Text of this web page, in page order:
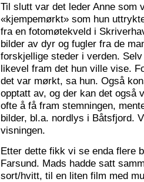
Til slutt var det leder Anne som
«kjempemørkt» som hun
fra en fotomøtekveld i
bilder av dyr og fugler fra de
forskjellige steder i verden.
likevel fram det hun ville vise.
det var mørkt, sa hun. Også
opptatt av, og der kan det
ofte å få fram stemningen,
bilder, bl.a. nordlys i Båtsfjord.
visningen.
Etter dette fikk vi se enda flere
Farsund. Mads hadde satt
sort/hvitt, til en liten film med